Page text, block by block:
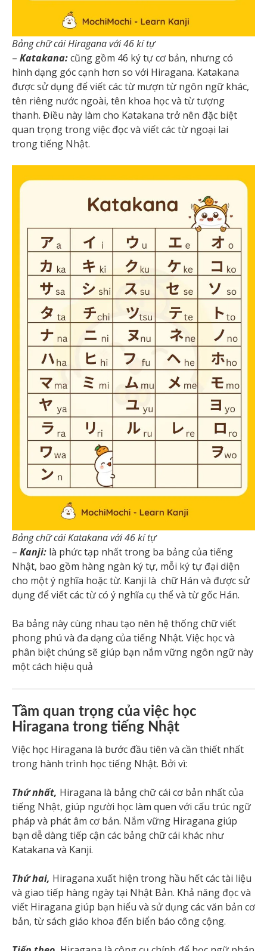
Bảng chữ cái Hiragana với 46 kí tự
– Katakana:cũng gồm 46 ký tự cơ bản, nhưng có
hình dạng góc cạnh hơn so với Hiragana. Katakana
được sử dụng để viết các từ mượn từ ngôn ngữ khác,
tên riêng nước ngoài, tên khoa học và từ tượng
thanh. Điều này làm cho Katakana trở nên đặc biệt
quan trọng trong việc đọc và viết các từ ngoại lai
trong tiếng Nhật.
Bảng chữ cái Katakana với 46 kí tự
– Kanji: là phức tạp nhất trong ba bảng của tiếng
Nhật, bao gồm hàng ngàn ký tự, mỗi ký tự đại diện
cho một ý nghĩa hoặc từ. Kanji là chữ Hán và được sử
dụng để viết các từ có ý nghĩa cụ thể và từ gốc Hán.
Ba bảng này cùng nhau tạo nên hệ thống chữ viết
phong phú và đa dạng của tiếng Nhật. Việc học và
phân biệt chúng sẽ giúp bạn nắm vững ngôn ngữ này
một cách hiệu quả
Tầm quan trọng của việc học
Hiragana trong tiếng Nhật
Việc học Hiragana là bước đầu tiên và cần thiết nhất
trong hành trình học tiếng Nhật. Bởi vì:
Thứ nhất, Hiragana là bảng chữ cái cơ bản nhất của
tiếng Nhật, giúp người học làm quen với cấu trúc ngữ
pháp và phát âm cơ bản. Nắm vững Hiragana giúp
bạn dễ dàng tiếp cận các bảng chữ cái khác như
Katakana và Kanji.
Thứ hai, Hiragana xuất hiện trong hầu hết các tài liệu
và giao tiếp hàng ngày tại Nhật Bản. Khả năng đọc và
viết Hiragana giúp bạn hiểu và sử dụng các văn bản cơ
bản, từ sách giáo khoa đến biển báo công cộng.